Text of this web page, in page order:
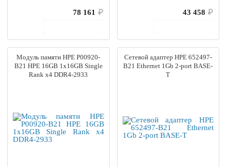
78 161 ₽
43 458 ₽
Модуль памяти HPE P00920-
B21 HPE 16GB 1x16GB Single
Rank x4 DDR4-2933
Сетевой адаптер HPE 652497-
B21 Ethernet 1Gb 2-port BASE-
T